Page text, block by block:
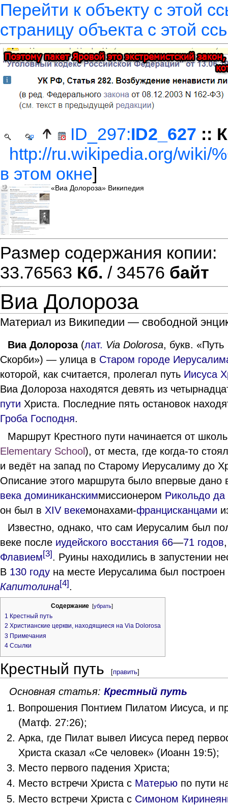
Перейти к объекту с этой
страницу объекта с этой
ID_297:ID2_627 ::
http://ru.wikipedia.org/wiki/
в этом окне]
«Виа Долороза» Википедия
Размер содержания
33.76563 Кб. / 34576 байт
Виа Долороза
Материал из Википедии — свободной
Виа Долороза(лат. Via Dolorosa, букв. «Путь
Скорби») — улица в Старом городе
которой, как считается, пролегал путь Иисуса
Виа Долороза находятся девять из
пути Христа. Последние пять остановок
Гроба Господня.
Маршрут Крестного пути начинается от
Elementary School), от места, где когда-то
и ведёт на запад по Старому Иерусалиму до
Описание этого маршрута было впервые дано
века доминиканскиммиссионером Рикольдо
он был в XIV векемонахами-францисканцами
Известно, однако, что сам Иерусалим был
веке после иудейского восстания 66—71 годов
Флавием[3] . Руины находились в запустении
В 130 году на месте Иерусалима был
Капитолина[4] .
Содержание [убрать]
1 Крестный путь
2 Христианские церкви, находящиеся на Via Dolorosa
3 Примечания
4 Ссылки
Крестный путь [править]
Основная статья: Крестный путь
Вопрошения Понтием Пилатом Иисуса, и
(Матф. 27:26);
Арка, где Пилат вывел Иисуса перед
Христа сказал «Се человек» (Иоанн 19:5);
Место первого падения Христа;
Место встречи Христа с Матерьюпо пути
Место встречи Христа с Симоном